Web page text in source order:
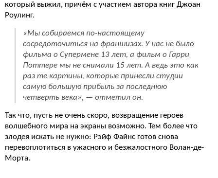
который выжил, причём с участием автора книг Джоан
Роулинг.
«Мы собираемся по-настоящему
сосредоточиться на франшизах. У нас не было
фильма о Супермене 13 лет, а фильм о Гарри
Поттере мы не снимали 15 лет. А ведь это как
раз те картины, которые принесли студии
самую большую прибыль за последнюю
четверть века», — отметил он.
Так что, пусть не очень скоро, возвращение героев
волшебного мира на экраны возможно. Тем более что
злодея искать не нужно: Рэйф Файнс готов снова
перевоплотиться в ужасного и безжалостного Волан-де-
Морта.